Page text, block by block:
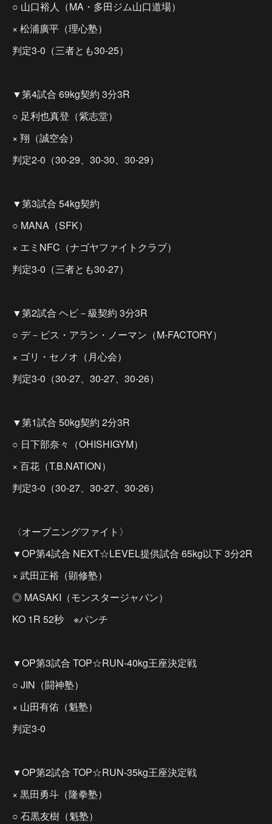
○ 山口裕人（MA・多田ジム山口道場）
× 松浦廣平（理心塾）
判定3-0（三者とも30-25）
▼第4試合 69kg契約 3分3R
○ 足利也真登（紫志堂）
× 翔（誠空会）
判定2-0（30-29、30-30、30-29）
▼第3試合 54kg契約
○ MANA（SFK）
× エミNFC（ナゴヤファイトクラブ）
判定3-0（三者とも30-27）
▼第2試合 ヘビ－級契約 3分3R
○ デ－ビス・アラン・ノーマン（M-FACTORY）
× ゴリ・セノオ（月心会）
判定3-0（30-27、30-27、30-26）
▼第1試合 50kg契約 2分3R
○ 日下部奈々（OHISHIGYM）
× 百花（T.B.NATION）
判定3-0（30-27、30-27、30-26）
〈オープニングファイト〉
▼OP第4試合 NEXT☆LEVEL提供試合 65kg以下 3分2R
× 武田正裕（顕修塾）
◎ MASAKI（モンスタージャパン）
KO 1R 52秒 ※パンチ
▼OP第3試合 TOP☆RUN-40kg王座決定戦
○ JIN（闘神塾）
× 山田有佑（魁塾）
判定3-0
▼OP第2試合 TOP☆RUN-35kg王座決定戦
× 黒田勇斗（隆拳塾）
○ 石黒友樹（魁塾）